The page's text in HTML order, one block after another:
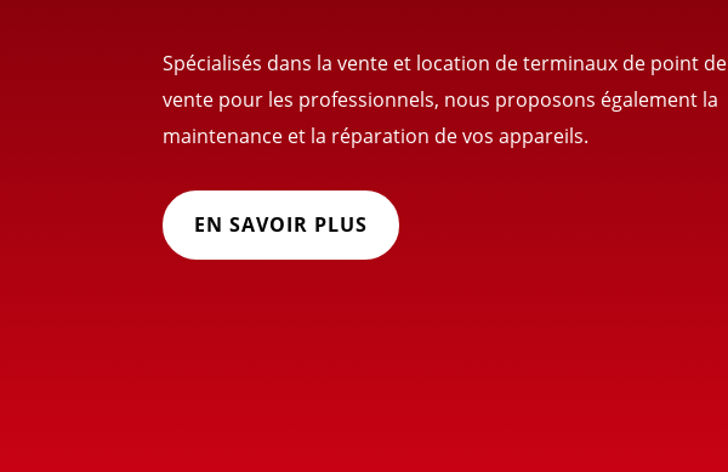
Spécialisés dans la vente et location de terminaux de point de
vente pour les professionnels, nous proposons également la
maintenance et la réparation de vos appareils.
EN SAVOIR PLUS